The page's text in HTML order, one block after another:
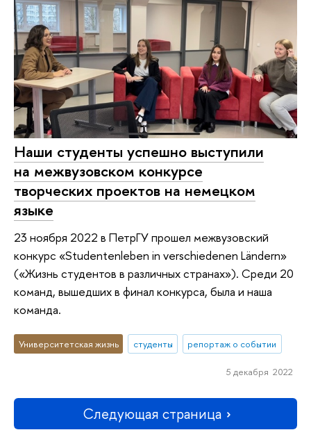
Наши студенты успешно выступили
на межвузовском конкурсе
творческих проектов на немецком
языке
23 ноября 2022 в ПетрГУ прошел межвузовский
конкурс «Studentenleben in verschiedenen Ländern»
(«Жизнь студентов в различных странах»). Среди 20
команд, вышедших в финал конкурса, была и наша
команда.
Университетская жизнь студенты репортаж о событии
5 декабря 2022
Следующая страница